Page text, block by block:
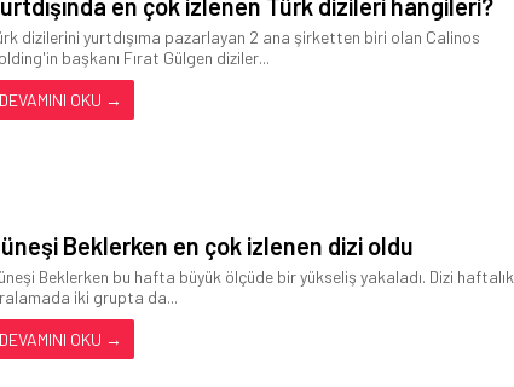
dizilerini yurtdışıma pazarlayan 2 ana şirketten biri olan Calinos
başkanı Fırat Gülgen diziler...
DEVAMINI OKU →
Beklerken en çok izlenen dizi oldu
Beklerken bu hafta büyük ölçüde bir yükseliş yakaladı. Dizi haftalık
iki grupta da...
DEVAMINI OKU →